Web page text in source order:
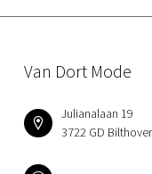
Van Dort Mode
Julianalaan 19
3722 GD